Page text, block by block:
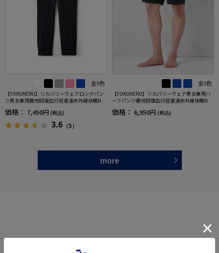
全5色
【YOKUNERU】リカバリーウェアロングパン
ツ男女兼用疲労回復血行促進遠赤外線快眠NA
NOMIX(R)【一般医療機器】SS～LLサイズ
価格： 7,450円 (税込)
3.6 （5）
全3色
【YOKUNERU】リカバリーウェア男女兼用ハ
ーフパンツ疲労回復血行促進遠赤外線快眠NA
NOMIX(R)【一般医療機器】SS～LLサイズ
価格： 6,950円 (税込)
more